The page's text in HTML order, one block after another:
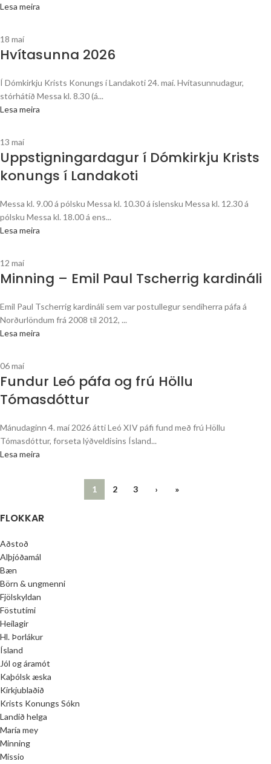
Lesa meira
18 maí
Hvítasunna 2026
Í Dómkirkju Krists Konungs í Landakoti 24. maí. Hvítasunnudagur,
stórhátíð Messa kl. 8.30 (á...
Lesa meira
13 maí
Uppstigningardagur í Dómkirkju Krists
konungs í Landakoti
Messa kl. 9.00 á pólsku Messa kl. 10.30 á íslensku Messa kl. 12.30 á
pólsku Messa kl. 18.00 á ens...
Lesa meira
12 maí
Minning – Emil Paul Tscherrig kardináli
Emil Paul Tscherrig kardináli sem var postullegur sendiherra páfa á
Norðurlöndum frá 2008 til 2012, ...
Lesa meira
06maí
Fundur Leó páfa og frú Höllu
Tómasdóttur
Mánudaginn 4. maí 2026 átti Leó XIV páfi fund með frú Höllu
Tómasdóttur, forseta lýðveldisins Ísland...
Lesa meira
1 2 3 › »
FLOKKAR
Aðstoð
Alþjóðamál
Bæn
Börn & ungmenni
Fjölskyldan
Föstutími
Heilagir
Hl. Þorlákur
Ísland
Jól og áramót
Kaþólsk æska
Kirkjublaðið
Krists Konungs Sókn
Landið helga
María mey
Minning
Missio